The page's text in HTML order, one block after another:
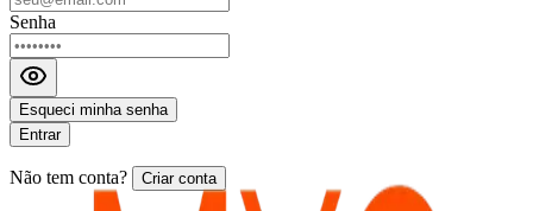
Senha
Esqueci minha senha
Entrar
Não tem conta? Criar conta